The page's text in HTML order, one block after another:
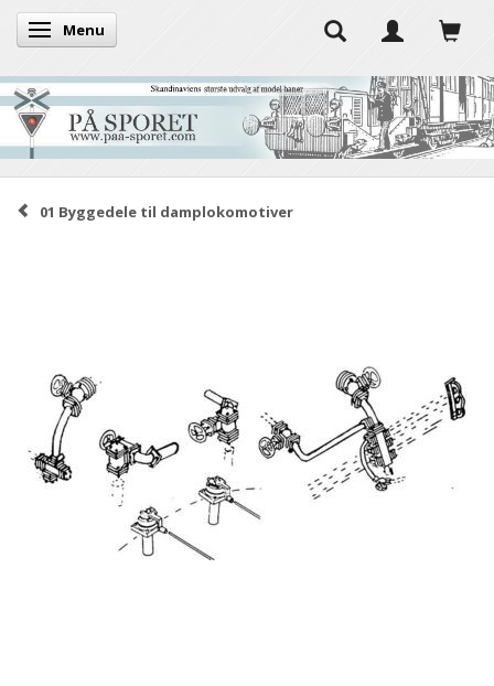
Skifte navigation
Menu
01 Byggedele til damplokomotiver